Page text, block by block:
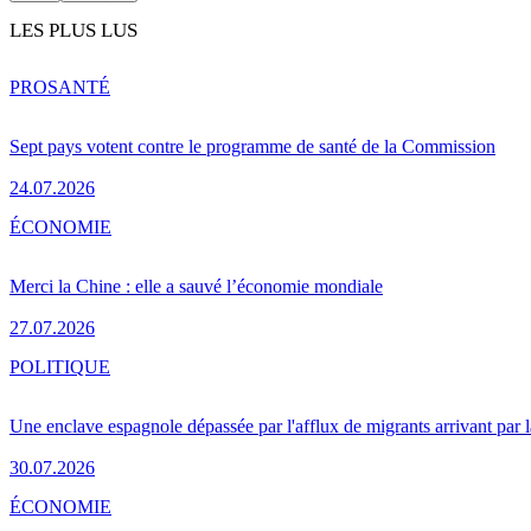
LES PLUS LUS
Sept pays votent contre le programme de santé de la Commission
24.07.2026
PROSANTÉ
Merci la Chine : elle a sauvé l’économie mondiale
27.07.2026
ÉCONOMIE
Une enclave espagnole dépassée par l'afflux de migrants arrivant par
30.07.2026
POLITIQUE
ÉCONOMIE